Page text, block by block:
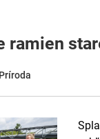
ramien